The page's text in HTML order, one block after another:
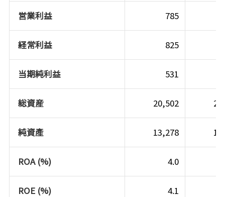
営業利益 785
経常利益 825
当期純利益 531
総資産 20,502
純資產 13,278
ROA (%) 4.0
ROE (%) 4.1